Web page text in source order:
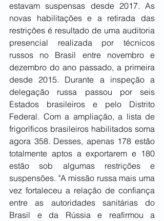
estavam suspensas desde 2017. As
novas habilitações e a retirada das
restrições é resultado de uma auditoria
presencial realizada por técnicos
russos no Brasil entre novembro e
dezembro do ano passado, a primeira
desde 2015. Durante a inspeção a
delegação russa passou por seis
Estados brasileiros e pelo Distrito
Federal. Com a ampliação, a lista de
frigoríficos brasileiros habilitados soma
agora 358. Desses, apenas 178 estão
totalmente aptos a exportarem e 180
estão sob algumas restrições e
suspensões. "A missão russa mais uma
vez fortaleceu a relação de confiança
entre as autoridades sanitárias do
Brasil e da Rússia e reafirmou a